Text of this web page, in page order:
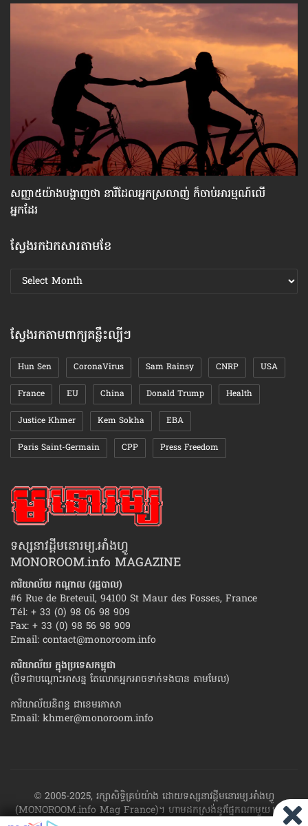
សញ្ញា​៥យ៉ាង​បង្ហាញ​ថា នារី​ដែល​អ្នក​​ស្រលាញ់ ក៏​ចាប់​អារម្មណ៍​លើ​
អ្នក​ដែរ
ស្វែងរកឯកសារតាមខែ
ស្វែងរក
ឯកសារ
ស្វែងរកតាមពាក្យគន្លឹះល្បីៗ
Hun Sen CoronaVirus Sam Rainsy CNRP USA
France EU China Donald Trump Health
Justice Khmer Kem Sokha EBA
Paris Saint-Germain CPP Press Freedom
ទស្សនាវដ្ដីមនោរម្យ.អាំងហ្វូ
MONOROOM.info MAGAZINE
ការិយាល័យ កណ្ដាល (រដ្ឋបាល)
#6 Rue de Breteuil, 94100 St Maur des Fosses, France
Tél: + 33 (0) 98 06 98 909
Fax: + 33 (0) 98 56 98 909
Email: contact@monoroom.info
ការិយាល័យ ក្នុង​ប្រទេស​កម្ពុជា
(បិទជាបណ្ដោះអាសន្ន តែលោកអ្នកអាចទាក់ទងបាន តាមមែល)
ការិយាល័យនិពន្ធ ជាខេមរភាសា
Email: khmer@monoroom.info
© 2005-2025, រក្សាសិទ្ធិគ្រប់យ៉ាង ដោយទស្សនាវដ្ដី​មនោរម្យ.អាំងហ្វូ
(MONOROOM.info Mag France)។ ហាម​ដក​ស្រង់​នូវ​ផ្នែក​ណា​មួយ​ ឬ​ផ្នែក​